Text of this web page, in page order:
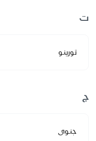
ت
تورينو
ج
جنوى